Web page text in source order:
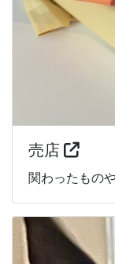
売店
関わったもの